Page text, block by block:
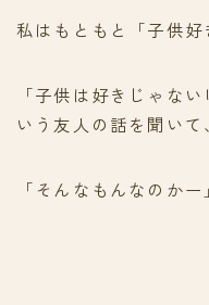
私はもともと「子供好
「子供は好きじゃな
いう友人の話を聞いて
「そんなもんなのか